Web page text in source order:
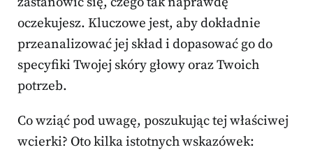
oczekujesz. Kluczowe jest, aby dokładnie
przeanalizować jej skład i dopasować go do
specyfiki Twojej skóry głowy oraz Twoich
potrzeb.
Co wziąć pod uwagę, poszukując tej właściwej
wcierki? Oto kilka istotnych wskazówek: